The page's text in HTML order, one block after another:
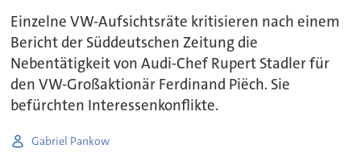
Einzelne VW-Aufsichtsräte kritisieren nach einem
Bericht der Süddeutschen Zeitung die
Nebentätigkeit von Audi-Chef Rupert Stadler für
den VW-Großaktionär Ferdinand Piëch. Sie
befürchten Interessenkonflikte.
Gabriel Pankow